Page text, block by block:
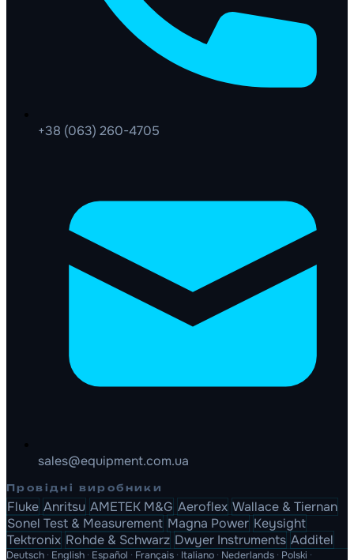
+38 (063) 260-4705
sales@equipment.com.ua
Провідні виробники
Fluke Anritsu AMETEK M&G Aeroflex Wallace & Tiernan
Sonel Test & Measurement Magna Power Keysight
Tektronix Rohde & Schwarz Dwyer Instruments Additel
Deutsch · English · Español · Français · Italiano · Nederlands · Polski ·